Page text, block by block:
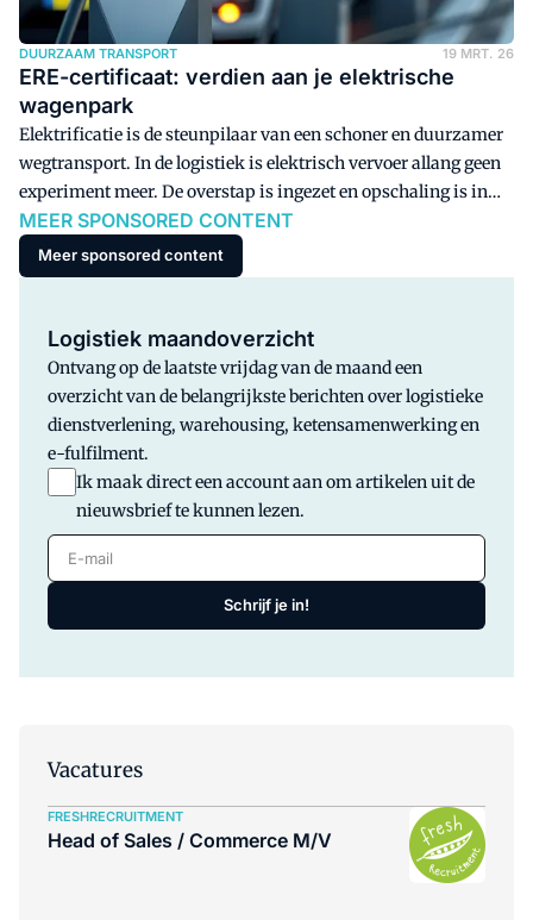
DUURZAAM TRANSPORT 19 MRT. 26
ERE-certificaat: verdien aan je elektrische
wagenpark
Elektrificatie is de steunpilaar van een schoner en duurzamer
wegtransport. In de logistiek is elektrisch vervoer allang geen
experiment meer. De overstap is ingezet en opschaling is in
volle gang. De vraag verschuift van of naar hoe. Hoe maak je
elektrificatie schaalbaar, betaalbaar en structureel rendabel?
MEER SPONSORED CONTENT
Meer sponsored content
Logistiek maandoverzicht
Ontvang op de laatste vrijdag van de maand een
overzicht van de belangrijkste berichten over logistieke
dienstverlening, warehousing, ketensamenwerking en
e-fulfilment.
Ik maak direct een account aan om artikelen uit de
nieuwsbrief te kunnen lezen.
E-mail
Schrijf je in!
Vacatures
FRESHRECRUITMENT
Head of Sales / Commerce M/V